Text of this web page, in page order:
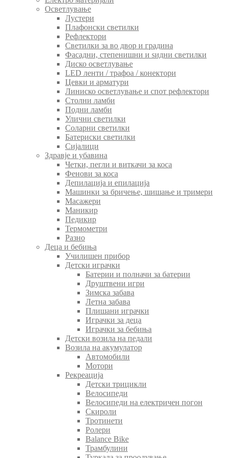
Осветлување
Лустери
Плафонски светилки
Рефлектори
Светилки за во двор и градина
Фасадни, степенишни и ѕидни светилки
Диско осветлување
LED ленти / трафоа / конектори
Цевки и арматури
Линиско осветлување и спот рефлектори
Столни ламби
Подни ламби
Улични светилки
Соларни светилки
Батериски светилки
Сијалици
Здравје и убавина
Четки, пегли и виткачи за коса
Фенови за коса
Депилација и епилација
Машинки за бричење, шишање и тримери
Масажери
Маникир
Педикир
Термометри
Разно
Деца и бебиња
Училишен прибор
Детски играчки
Батерии и полначи за батерии
Друштвени игри
Зимска забава
Летна забава
Плишани играчки
Играчки за деца
Играчки за бебиња
Детски возила на педали
Возила на акумулатор
Автомобили
Мотори
Рекреација
Детски трицикли
Велосипеди
Велосипеди на електричен погон
Скироли
Тротинети
Ролери
Balance Bike
Трамбулини